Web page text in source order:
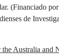
(Financiado
de
Australia and